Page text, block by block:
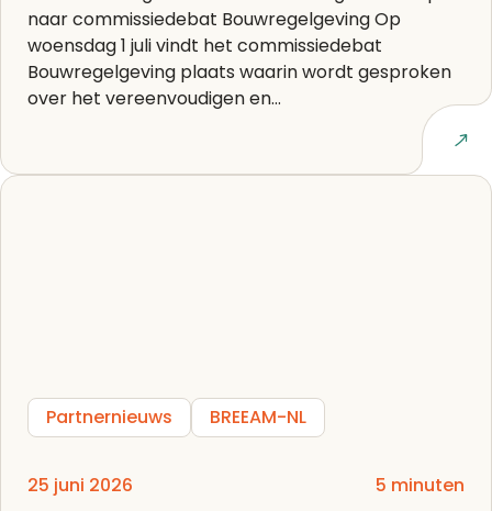
naar commissiedebat Bouwregelgeving Op
woensdag 1 juli vindt het commissiedebat
Bouwregelgeving plaats waarin wordt gesproken
over het vereenvoudigen en...
Lees artikel
Partnernieuws BREEAM-NL
25 juni 2026 5 minuten